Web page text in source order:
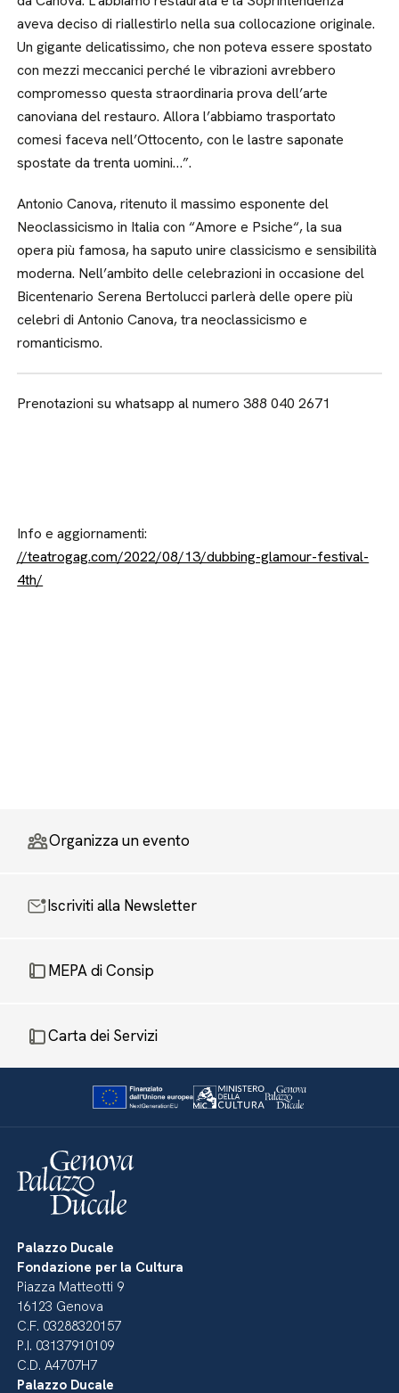
aveva deciso di riallestirlo nella sua collocazione originale.
Un gigante delicatissimo, che non poteva essere spostato
con mezzi meccanici perché le vibrazioni avrebbero
compromesso questa straordinaria prova dell’arte
canoviana del restauro. Allora l’abbiamo trasportato
comesi faceva nell’Ottocento, con le lastre saponate
spostate da trenta uomini…”.
Antonio Canova, ritenuto il massimo esponente del
Neoclassicismo in Italia con “Amore e Psiche“, la sua
opera più famosa, ha saputo unire classicismo e sensibilità
moderna. Nell’ambito delle celebrazioni in occasione del
Bicentenario Serena Bertolucci parlerà delle opere più
celebri di Antonio Canova, tra neoclassicismo e
romanticismo.
Prenotazioni su whatsapp al numero 388 040 2671
Info e aggiornamenti:
//teatrogag.com/2022/08/13/dubbing-glamour-festival-
4th/
Organizza un evento
Iscriviti alla Newsletter
MEPA di Consip
Carta dei Servizi
Palazzo Ducale
Fondazione per la Cultura
Piazza Matteotti 9
16123 Genova
C.F. 03288320157
P.I. 03137910109
C.D. A4707H7
Palazzo Ducale